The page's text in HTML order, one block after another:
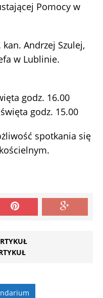
Pomocy w
Andrzej Szulej,
w Lublinie.
godz. 16.00
godz. 15.00
spotkania się